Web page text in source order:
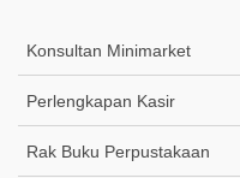
Konsultan Minimarket
Perlengkapan Kasir
Rak Buku Perpustakaan